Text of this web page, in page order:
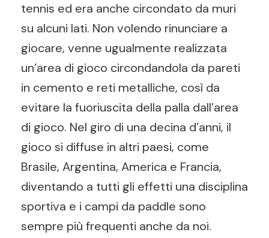
tennis ed era anche circondato da muri
su alcuni lati. Non volendo rinunciare a
giocare, venne ugualmente realizzata
un’area di gioco circondandola da pareti
in cemento e reti metalliche, così da
evitare la fuoriuscita della palla dall’area
di gioco. Nel giro di una decina d’anni, il
gioco si diffuse in altri paesi, come
Brasile, Argentina, America e Francia,
diventando a tutti gli effetti una disciplina
sportiva e i campi da paddle sono
sempre più frequenti anche da noi.